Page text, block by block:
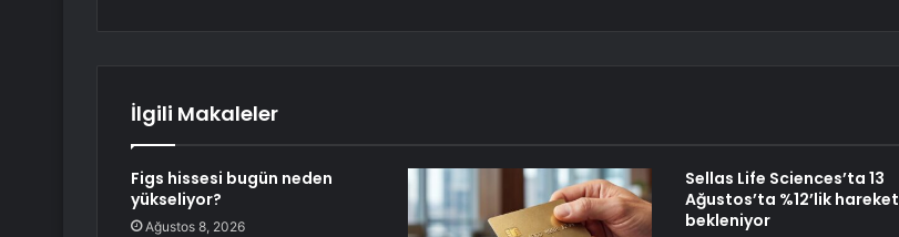
İlgili Makaleler
Figs hissesi bugün neden
yükseliyor?
Ağustos 8, 2026
Sellas Life Sciences’ta 13
Ağustos’ta %12’lik hareket
bekleniyor